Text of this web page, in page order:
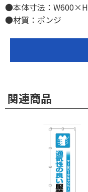
●本体寸法：
●材質：ポンジ
関連商品